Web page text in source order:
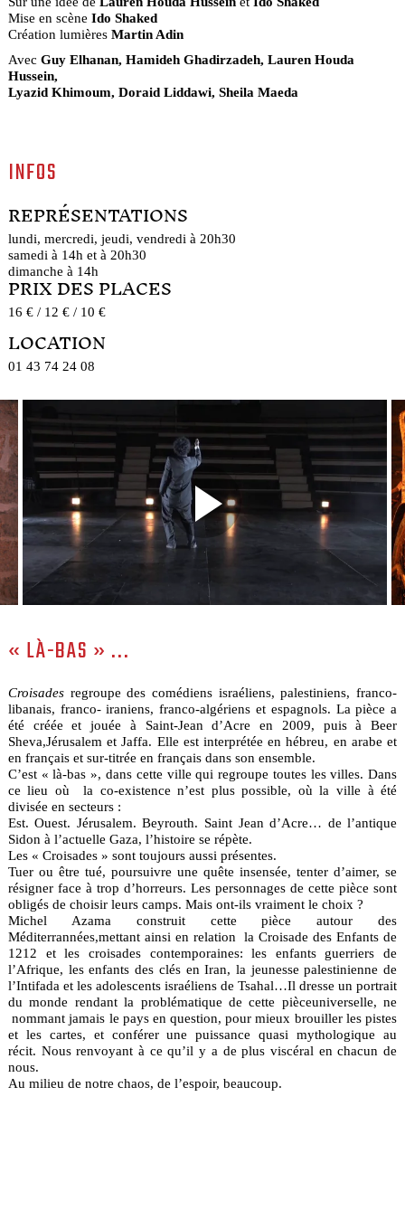
Mise en scène Ido Shaked
Création lumières Martin Adin
Avec Guy Elhanan, Hamideh Ghadirzadeh, Lauren Houda
Hussein,
Lyazid Khimoum, Doraid Liddawi, Sheila Maeda
INFOS
REPRÉSENTATIONS
lundi, mercredi, jeudi, vendredi à 20h30
samedi à 14h et à 20h30
dimanche à 14h
PRIX DES PLACES
16 € / 12 € / 10 €
LOCATION
01 43 74 24 08
« LÀ-BAS » ...
Croisadesregroupe des comédiens israéliens, palestiniens, franco-
libanais, franco- iraniens, franco-algériens et espagnols. La pièce a
été créée et jouée à Saint-Jean d’Acre en 2009, puis à Beer
Sheva,Jérusalem et Jaffa. Elle est interprétée en hébreu, en arabe et
en français et sur-titrée en français dans son ensemble.
C’est « là-bas », dans cette ville qui regroupe toutes les villes. Dans
ce lieu où la co-existence n’est plus possible, où la ville à été
divisée en secteurs :
Est. Ouest. Jérusalem. Beyrouth. Saint Jean d’Acre… de l’antique
Sidon à l’actuelle Gaza, l’histoire se répète.
Les « Croisades » sont toujours aussi présentes.
Tuer ou être tué, poursuivre une quête insensée, tenter d’aimer, se
résigner face à trop d’horreurs. Les personnages de cette pièce sont
obligés de choisir leurs camps. Mais ont-ils vraiment le choix ?
Michel Azama construit cette pièce autour des
Méditerrannées,mettant ainsi en relation la Croisade des Enfants de
1212 et les croisades contemporaines: les enfants guerriers de
l’Afrique, les enfants des clés en Iran, la jeunesse palestinienne de
l’Intifada et les adolescents israéliens de Tsahal…Il dresse un portrait
du monde rendant la problématique de cette pièceuniverselle, ne
nommant jamais le pays en question, pour mieux brouiller les pistes
et les cartes, et conférer une puissance quasi mythologique au
récit. Nous renvoyant à ce qu’il y a de plus viscéral en chacun de
nous.
Au milieu de notre chaos, de l’espoir, beaucoup.